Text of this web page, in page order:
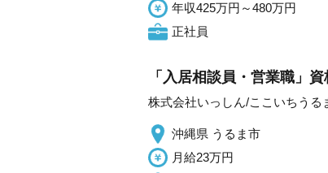
年収425万円～480万円
正社員
「入居相談員・営業職」
株式会社いっしん/ここいちうる
沖縄県 うるま市
月給23万円